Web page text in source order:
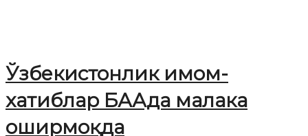
Ўзбекистонлик имом-
хатиблар БААда малака
оширмоқда